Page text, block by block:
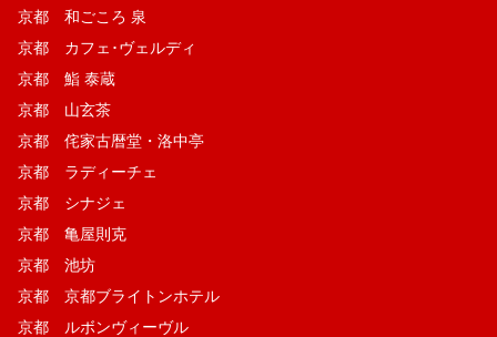
京都 和ごころ 泉
京都 カフェ･ヴェルディ
京都 鮨 泰蔵
京都 山玄茶
京都 侘家古暦堂・洛中亭
京都 ラディーチェ
京都 シナジェ
京都 亀屋則克
京都 池坊
京都 京都ブライトンホテル
京都 ルボンヴィーヴル